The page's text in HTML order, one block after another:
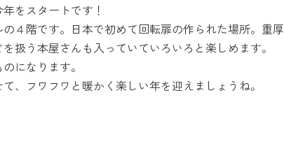
をスタートです！
４階です。日本で初めて回転扉の作られた場所。重厚
扱う本屋さんも入っていていろいろと楽しめます。
になります。
、フワフワと暖かく楽しい年を迎えましょうね。